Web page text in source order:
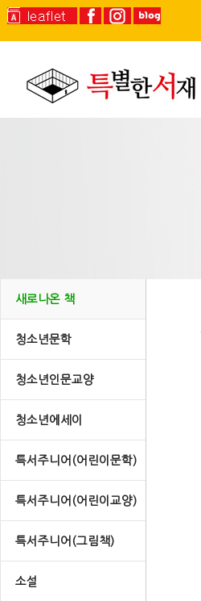
새로나온 책
청소년문학
청소년인문교양
청소년에세이
특서주니어(어린이문학)
특서주니어(어린이교양)
특서주니어(그림책)
소설